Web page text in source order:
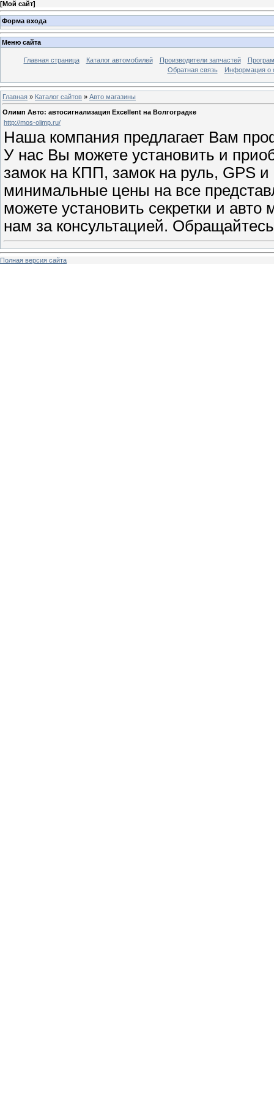
[Мой сайт]
Форма входа
Меню сайта
Главная страница Каталог автомобилей Производители запчастей
Обратная связь
Информация о
Главная » Каталог сайтов » Авто магазины
Олимп Авто: автосигнализация Excellent на Волгоградке
http://mos-olimp.ru/
Наша компания предлагает Вам
У нас Вы можете установить и
замок на КПП, замок на руль, GPS
минимальные цены на все
можете установить секретки и
нам за консультацией.
Полная версия сайта